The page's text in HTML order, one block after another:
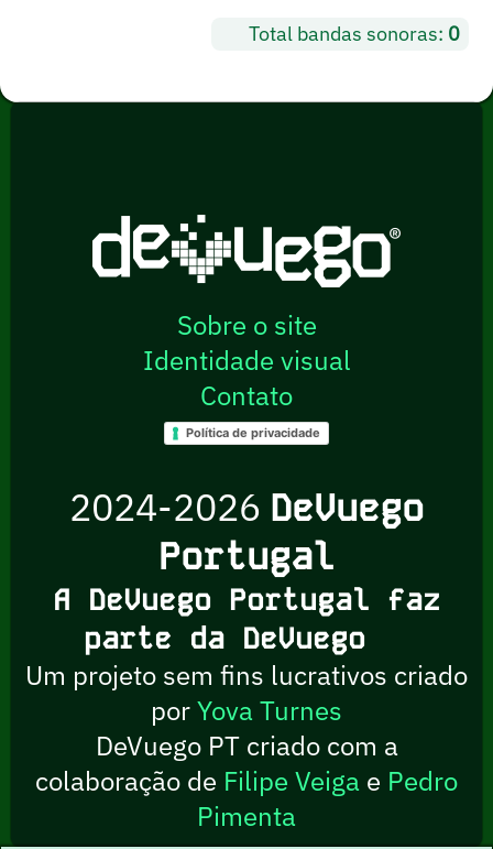
Total bandas sonoras: 0
Sobre o site
Identidade visual
Contato
Política de privacidade
2024-2026 DeVuego
Portugal
A DeVuego Portugal faz
parte da DeVuego
Um projeto sem fins lucrativos criado
porYova Turnes
DeVuego PT criado com a
colaboração de Filipe Veiga e Pedro
Pimenta